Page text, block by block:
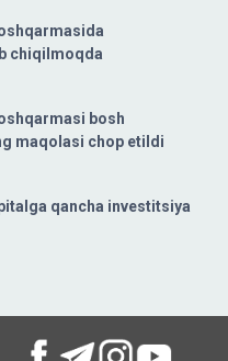
chiqilmoqda
bosh
maqolasi chop etildi
qancha investitsiya